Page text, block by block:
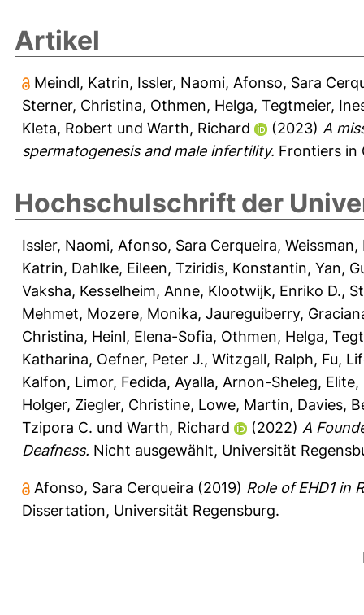
Artikel
Meindl, Katrin, Issler, Naomi, Afonso, Sara
Sterner, Christina, Othmen, Helga, Tegtmeier,
Kleta, Robert und Warth, Richard (2023) A
spermatogenesis and male infertility. Frontiers in
Hochschulschrift der
Issler, Naomi, Afonso, Sara Cerqueira, Weissman,
Katrin, Dahlke, Eileen, Tziridis, Konstantin, Yan,
Vaksha, Kesselheim, Anne, Klootwijk, Enriko D.,
Mehmet, Mozere, Monika, Jaureguiberry,
Christina, Heinl, Elena-Sofia, Othmen, Helga,
Katharina, Oefner, Peter J., Witzgall, Ralph, Fu,
Kalfon, Limor, Fedida, Ayalla, Arnon-Sheleg, Elite,
Holger, Ziegler, Christine, Lowe, Martin, Davies,
Tzipora C. und Warth, Richard (2022) A
Deafness. Nicht ausgewählt, Universität
Afonso, Sara Cerqueira (2019) Role of EHD1 in
Dissertation, Universität Regensburg.